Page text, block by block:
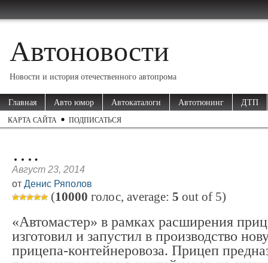
Автоновости
Новости и история отечественного автопрома
Главная Авто юмор Автокаталоги Автотюнинг ДТП
КАРТА САЙТА ПОДПИСАТЬСЯ
….
Август 23, 2014
от Денис Ряполов
(10000 голос, average: 5 out of 5)
«Автомастер» в рамках расширения
изготовил и запустил в производство
прицепа-контейнеровоза. Прицеп